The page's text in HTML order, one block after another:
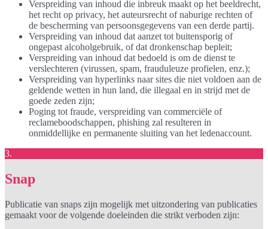
Verspreiding van inhoud die inbreuk maakt op het beeldrecht,
het recht op privacy, het auteursrecht of naburige rechten of
de bescherming van persoonsgegevens van een derde partij.
Verspreiding van inhoud dat aanzet tot buitensporig of
ongepast alcoholgebruik, of dat dronkenschap bepleit;
Verspreiding van inhoud dat bedoeld is om de dienst te
verslechteren (virussen, spam, frauduleuze profielen, enz.);
Verspreiding van hyperlinks naar sites die niet voldoen aan de
geldende wetten in hun land, die illegaal en in strijd met de
goede zeden zijn;
Poging tot fraude, verspreiding van commerciële of
reclameboodschappen, phishing zal resulteren in
onmiddellijke en permanente sluiting van het ledenaccount.
3.
Snap
Publicatie van snaps zijn mogelijk met uitzondering van publicaties
gemaakt voor de volgende doeleinden die strikt verboden zijn: